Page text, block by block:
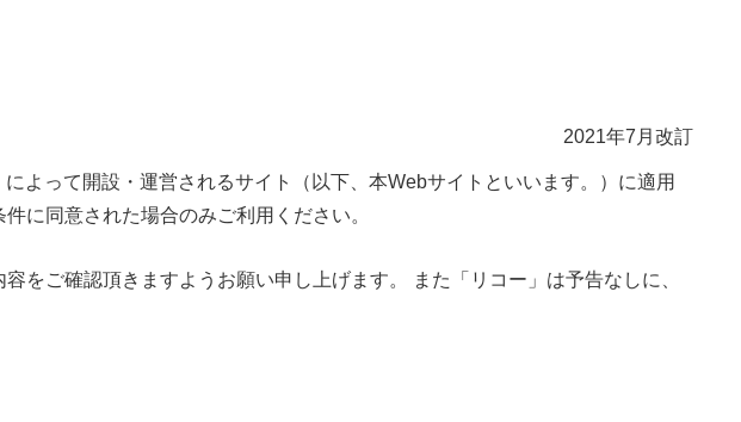
2021年7月改訂
よって開設・運営されるサイト（以下、本Webサイトといいます。）に適用
に同意された場合のみご利用ください。
をご確認頂きますようお願い申し上げます。 また「リコー」は予告なしに、